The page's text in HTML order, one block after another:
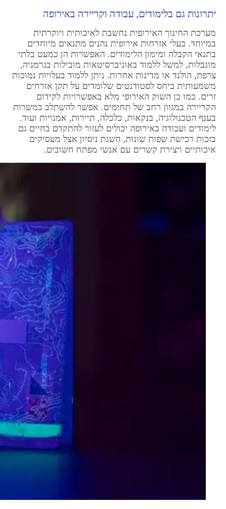
יתרונות גם בלימודים, עבודה וקריירה באירופה
מערכת החינוך האירופית נחשבת לאיכותית ויוקרתית
במיוחד. בעלי אזרחות אירופית נהנים מתנאים מיוחדים
בתנאי הקבלה ומימון הלימודים. האפשרות הן כמעט בלתי
מוגבלות, למשל ללמוד באוניברסיטאות מובילות בגרמניה,
צרפת, הולנד או מדינות אחרות. ניתן ללמוד בעלויות נמוכות
משמעותית ביחס לסטודנטים שלומדים על תקן אזרחים
זרים. כמו כן השוק האירופי מלא באפשרויות לקידום
הקריירה במגוון רחב של תחומים. אפשר להשתלב במשרות
בענף הטכנולוגיה, בנקאות, כלכלה, תיירות, אמנויות ועוד.
לימודים ועבודה באירופה יכולים לעזור להתקדם בחיים גם
בזכות רכישת שפות שונות, השגת ניסיון אצל מעסיקים
איכותיים ויצירת קשרים עם אנשי מפתח חשובים.